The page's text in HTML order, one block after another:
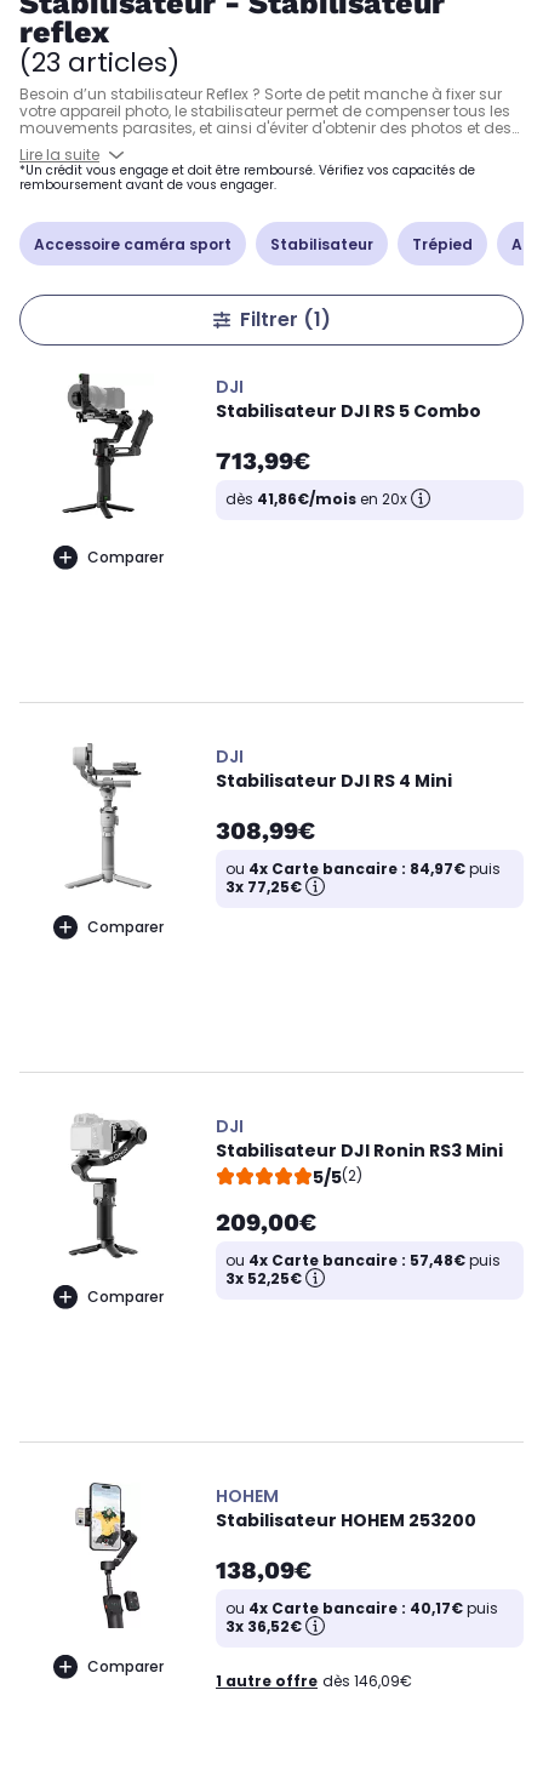
reflex
(23 articles)
Besoin d’un stabilisateur Reflex ? Sorte de petit manche à fixer sur
votre appareil photo, le stabilisateur permet de compenser tous les
mouvements parasites, et ainsi d'éviter d'obtenir des photos et des
vidéos floues. Sélectionnés parmi les modèles des meilleurs
fabricants du marché (DJI, Zhiyun, Feiyutech), les stabilisateurs de
cette page sont compatibles avec votre Reflex, type d'APN de plus en
plus utilisé pour filmer grâce à son excellente qualité vidéo se
Lire la suite
*Un crédit vous engage et doit être remboursé. Vérifiez vos capacités de
remboursement avant de vous engager.
Accessoire caméra sport Stabilisateur Trépied
Filtrer (1)
Comparer
DJI
Stabilisateur DJI RS 5 Combo
713,99€
dès 41,86€/moisen 20x
Comparer
DJI
Stabilisateur DJI RS 4 Mini
308,99€
ou 4x Carte bancaire : 84,97€puis
3x 77,25€
Comparer
DJI
Stabilisateur DJI Ronin RS3 Mini
5/5(2)
209,00€
ou 4x Carte bancaire : 57,48€puis
3x 52,25€
Comparer
HOHEM
Stabilisateur HOHEM 253200
138,09€
ou 4x Carte bancaire : 40,17€puis
3x 36,52€
1 autre offre dès 146,09€